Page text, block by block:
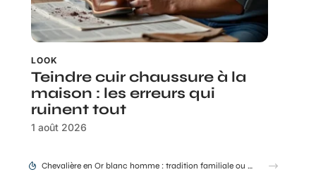
LOOK
Teindre cuir chaussure à la
maison : les erreurs qui
ruinent tout
1 août 2026
Montant Stil ML 48 50 : conseils de pose et d’entraxe